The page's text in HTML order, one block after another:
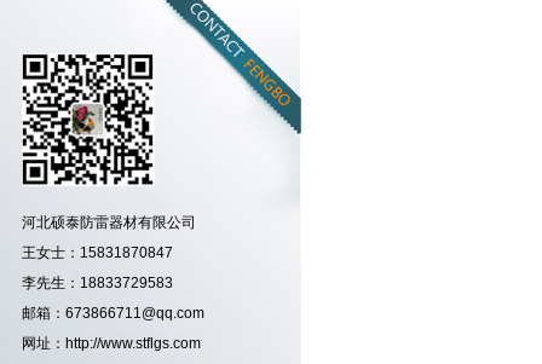
河北硕泰防雷器材有限公司
王女士：15831870847
李先生：18833729583
邮箱：673866711@qq.com
网址：http://www.stflgs.com